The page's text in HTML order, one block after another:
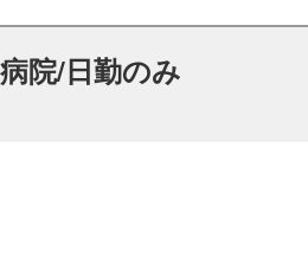
院/日勤のみ